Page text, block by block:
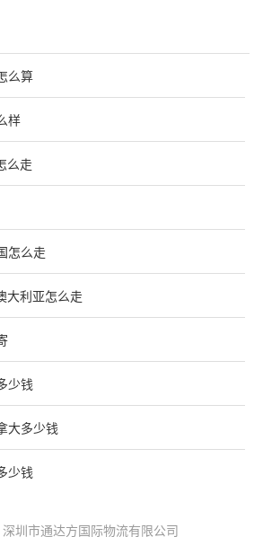
么算
样
么走
怎么走
大利亚怎么走
少钱
大多少钱
少钱
圳市通达方国际物流有限公司